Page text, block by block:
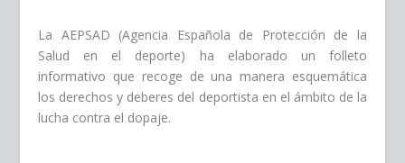
La AEPSAD (Agencia Española de Protección de la
Salud en el deporte) ha elaborado un folleto
informativo que recoge de una manera esquemática
los derechos y deberes del deportista en el ámbito de la
lucha contra el dopaje.